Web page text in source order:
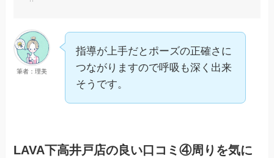
筆者：理美
指導が上手だとポーズの正確さに
つながりますので呼吸も深く出来
そうです。
LAVA下高井戸店の良い口コミ④周りを気に